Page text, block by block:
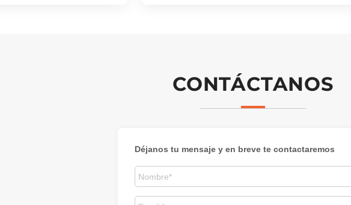
CONTÁCTANOS
Déjanos tu mensaje y en breve te contactaremos